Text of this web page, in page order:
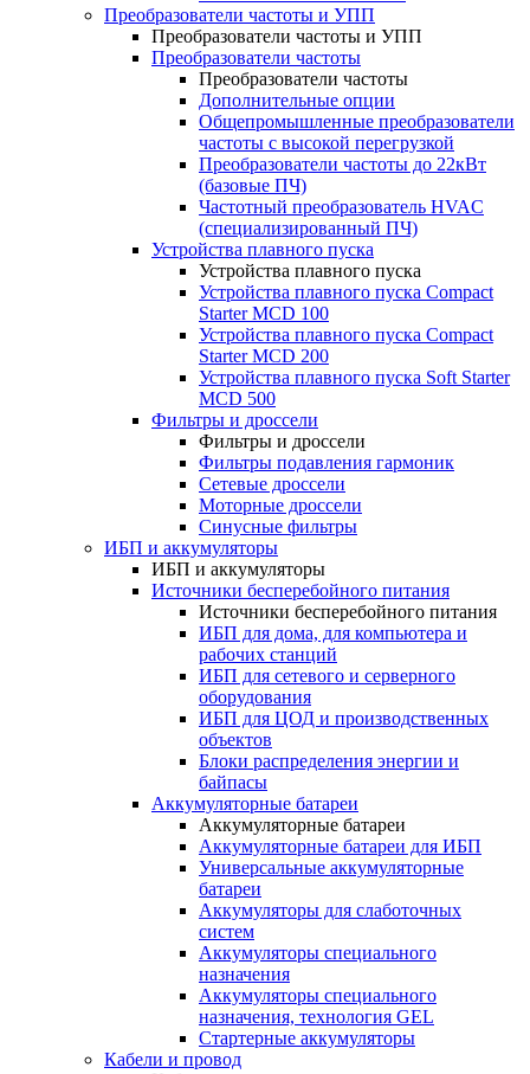
Преобразователи частоты и УПП
Преобразователи частоты и УПП
Преобразователи частоты
Преобразователи частоты
Дополнительные опции
Общепромышленные преобразователи
частоты с высокой перегрузкой
Преобразователи частоты до 22кВт
(базовые ПЧ)
Частотный преобразователь HVAC
(специализированный ПЧ)
Устройства плавного пуска
Устройства плавного пуска
Устройства плавного пуска Compact
Starter MCD 100
Устройства плавного пуска Compact
Starter MCD 200
Устройства плавного пуска Soft Starter
MCD 500
Фильтры и дроссели
Фильтры и дроссели
Фильтры подавления гармоник
Сетевые дроссели
Моторные дроссели
Синусные фильтры
ИБП и аккумуляторы
ИБП и аккумуляторы
Источники бесперебойного питания
Источники бесперебойного питания
ИБП для дома, для компьютера и
рабочих станций
ИБП для сетевого и серверного
оборудования
ИБП для ЦОД и производственных
объектов
Блоки распределения энергии и
байпасы
Аккумуляторные батареи
Аккумуляторные батареи
Аккумуляторные батареи для ИБП
Универсальные аккумуляторные
батареи
Аккумуляторы для слаботочных
систем
Аккумуляторы специального
назначения
Аккумуляторы специального
назначения, технология GEL
Стартерные аккумуляторы
Кабели и провод